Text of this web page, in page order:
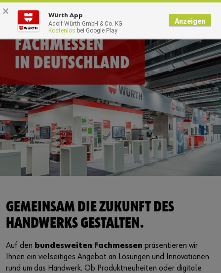
GEMEINSAM DIE ZUKUNFT DES
HANDWERKS GESTALTEN.
Auf den bundesweiten Fachmessen präsentieren wir
Ihnen ein vielseitiges Angebot an Lösungen und Innovationen
rund um das Handwerk. Ob Produktneuheiten oder digitale
× Würth App
Adolf Würth GmbH & Co. KG
Kostenlos bei Google Play
Anzeigen